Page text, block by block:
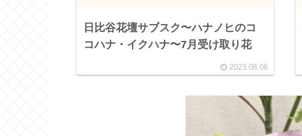
日比谷花壇サブスク〜ハナノヒのコ
コハナ・イクハナ〜7月受け取り花
2023.08.06